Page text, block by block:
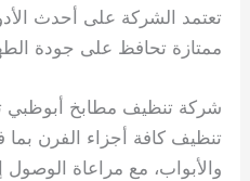
تعتمد الشركة على أحدث
ممتازة تحافظ على جودة
شركة تنظيف مطابخ أبوظبي
تنظيف كافة أجزاء الفرن
والأبواب، مع مراعاة الوصول